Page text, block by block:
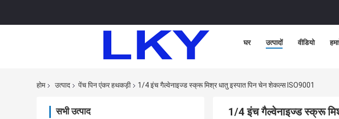
घर उत्पादों वीडियो
होम उत्पाद पेंच पिन एंकर हथकड़ी 1/4 इंच गैल्वेनाइज्ड स्क्रू मिश्र धातु इस्पात पिन चेन शेकल्स ISO9001
सभी उत्पाद 1/4 इंच गैल्वेनाइज्ड स्क्रू